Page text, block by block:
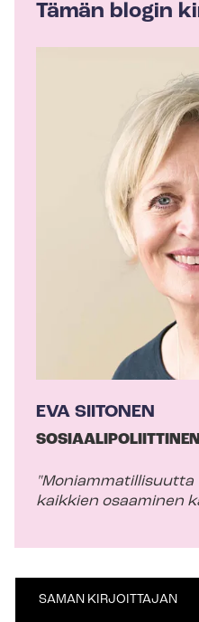
Tämän blogin
EVA SIITONEN
"Mo­niam­ma­til­li­suut­ta
kaikkien osaaminen
SAMAN KIRJOITTAJAN